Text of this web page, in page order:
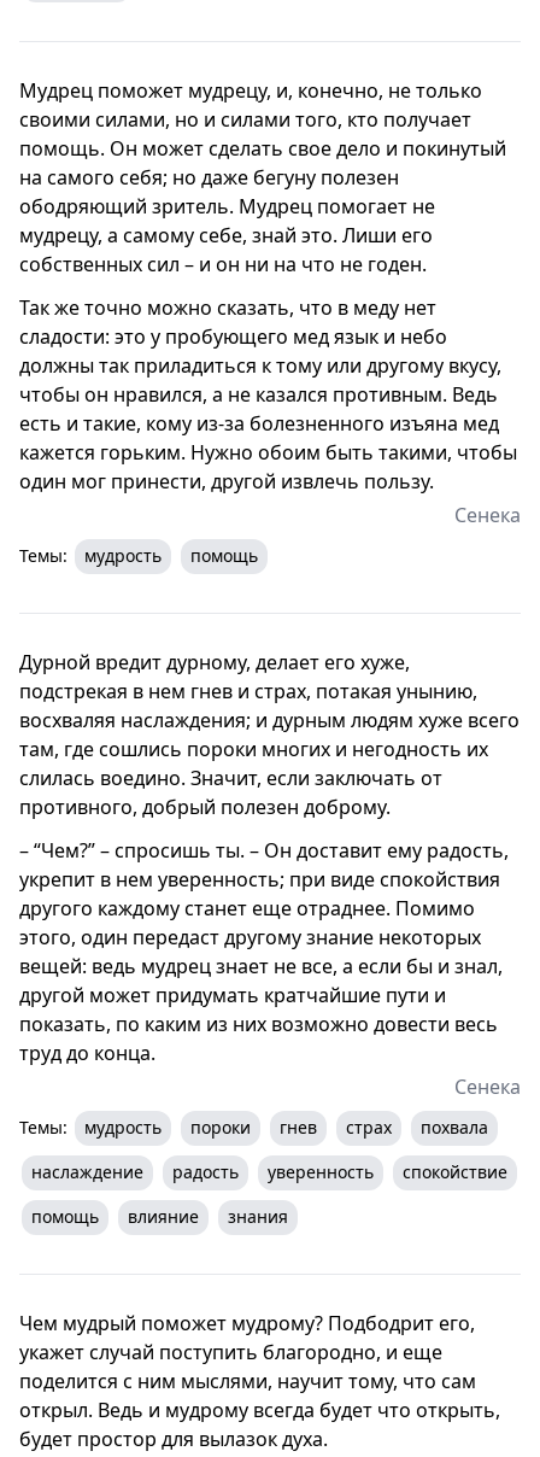
Мудрец поможет мудрецу, и, конечно, не только
своими силами, но и силами того, кто получает
помощь. Он может сделать свое дело и покинутый
на самого себя; но даже бегуну полезен
ободряющий зритель. Мудрец помогает не
мудрецу, а самому себе, знай это. Лиши его
собственных сил – и он ни на что не годен.
Так же точно можно сказать, что в меду нет
сладости: это у пробующего мед язык и небо
должны так приладиться к тому или другому вкусу,
чтобы он нравился, а не казался противным. Ведь
есть и такие, кому из-за болезненного изъяна мед
кажется горьким. Нужно обоим быть такими, чтобы
один мог принести, другой извлечь пользу.
Сенека
Темы: мудрость помощь
Дурной вредит дурному, делает его хуже,
подстрекая в нем гнев и страх, потакая унынию,
восхваляя наслаждения; и дурным людям хуже всего
там, где сошлись пороки многих и негодность их
слилась воедино. Значит, если заключать от
противного, добрый полезен доброму.
– “Чем?” – спросишь ты. – Он доставит ему радость,
укрепит в нем уверенность; при виде спокойствия
другого каждому станет еще отраднее. Помимо
этого, один передаст другому знание некоторых
вещей: ведь мудрец знает не все, а если бы и знал,
другой может придумать кратчайшие пути и
показать, по каким из них возможно довести весь
труд до конца.
Сенека
Темы: мудрость пороки гнев страх
похвала
наслаждение
радость уверенность
спокойствие
помощь
влияние знания
Чем мудрый поможет мудрому? Подбодрит его,
укажет случай поступить благородно, и еще
поделится с ним мыслями, научит тому, что сам
открыл. Ведь и мудрому всегда будет что открыть,
будет простор для вылазок духа.